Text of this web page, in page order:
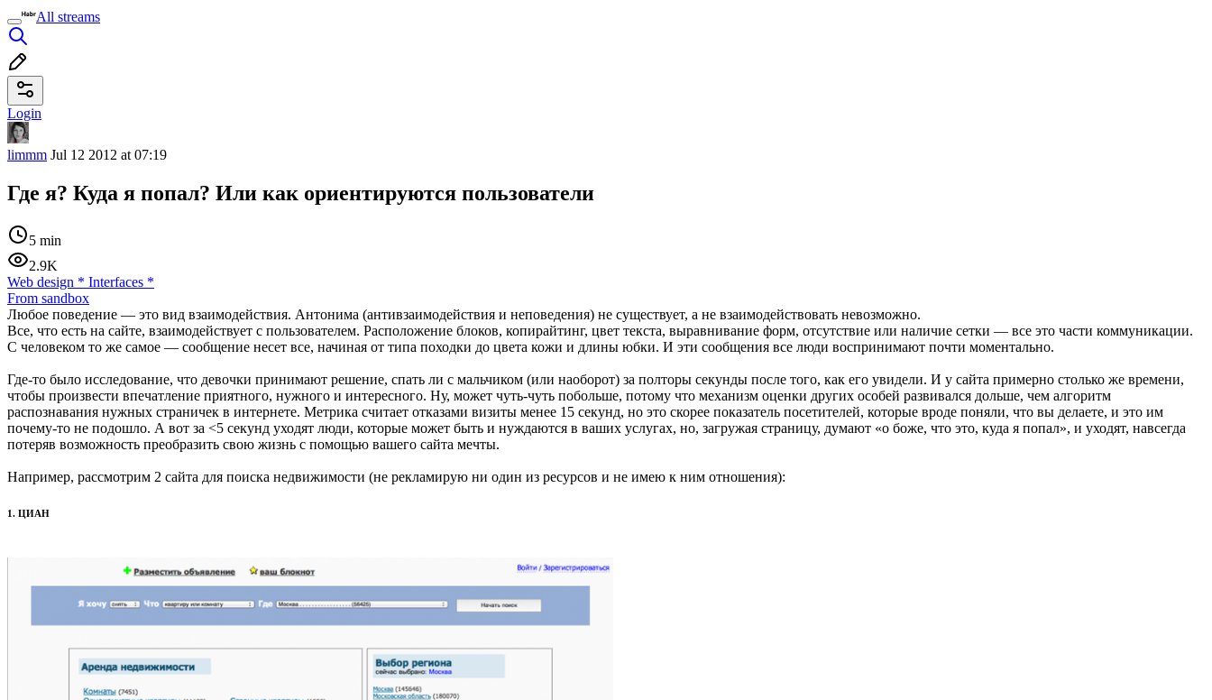
All streams
Login
limmm Jul 12 2012 at 07:19
Где я? Куда я попал? Или как ориентируются пользователи
5 min
2.9K
Web design * Interfaces *
From sandbox
Любое поведение — это вид взаимодействия. Антонима (антивзаимодействия и неповедения) не существует, а не взаимодействовать невозможно.
Все, что есть на сайте, взаимодействует с пользователем. Расположение блоков, копирайтинг, цвет текста, выравнивание форм, отсутствие или наличие сетки — все это части коммуникации.
С человеком то же самое — сообщение несет все, начиная от типа походки до цвета кожи и длины юбки. И эти сообщения все люди воспринимают почти моментально.
Где-то было исследование, что девочки принимают решение, спать ли с мальчиком (или наоборот) за полторы секунды после того, как его увидели. И у сайта примерно столько же времени,
чтобы произвести впечатление приятного, нужного и интересного. Ну, может чуть-чуть побольше, потому что механизм оценки других особей развивался дольше, чем алгоритм
распознавания нужных страничек в интернете. Метрика считает отказами визиты менее 15 секунд, но это скорее показатель посетителей, которые вроде поняли, что вы делаете, и это им
почему-то не подошло. А вот за <5 секунд уходят люди, которые может быть и нуждаются в ваших услугах, но, загружая страницу, думают «о боже, что это, куда я попал», и уходят, навсегда
потеряв возможность преобразить свою жизнь с помощью вашего сайта мечты.
Например, рассмотрим 2 сайта для поиска недвижимости (не рекламирую ни один из ресурсов и не имею к ним отношения):
1. ЦИАН